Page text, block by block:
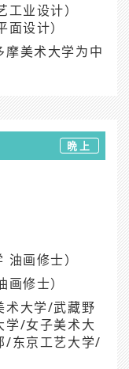
业设计）
设计）
美术大学为中
晩上
画修士）
修士）
术大学/武藏野
学/女子美术大
/东京工艺大学/